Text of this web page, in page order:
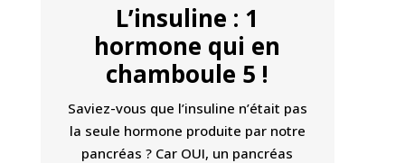
L’insuline : 1
hormone qui en
chamboule 5 !
Saviez-vous que l’insuline n’était pas
la seule hormone produite par notre
pancréas ? Car OUI, un pancréas